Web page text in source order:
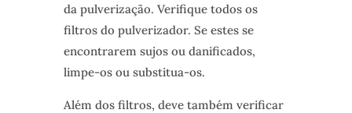
da pulverização. Verifique todos os
filtros do pulverizador. Se estes se
encontrarem sujos ou danificados,
limpe-os ou substitua-os.
Além dos filtros, deve também verificar